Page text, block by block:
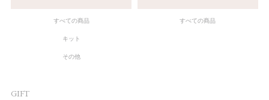
すべての商品
キット
その他
すべての商品
GIFT